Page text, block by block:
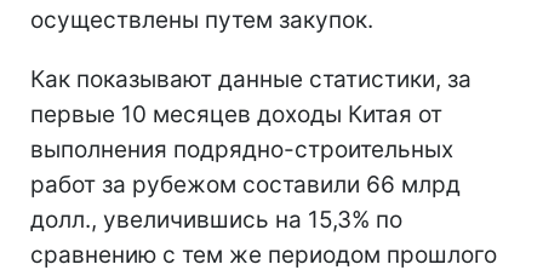
осуществлены путем закупок.
Как показывают данные статистики, за
первые 10 месяцев доходы Китая от
выполнения подрядно-строительных
работ за рубежом составили 66 млрд
долл., увеличившись на 15,3% по
сравнению с тем же периодом прошлого